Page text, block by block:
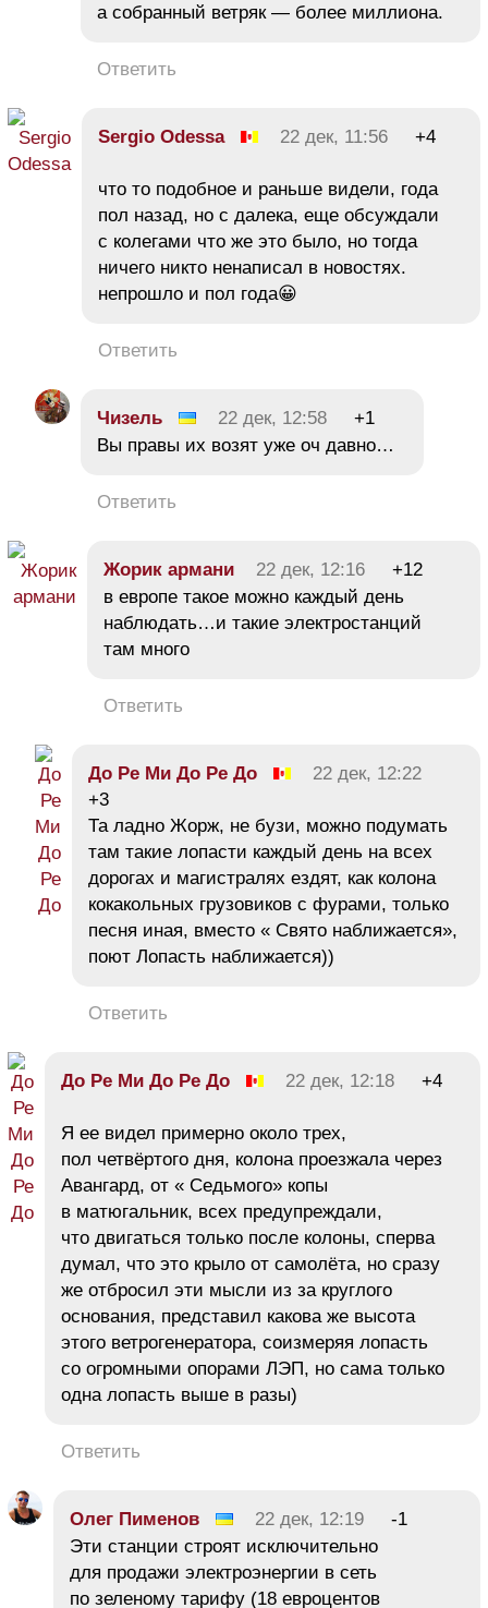
а собранный ветряк — более миллиона.
Ответить
Sergio Odessa 22 дек, 11:56 +4
что то подобное и раньше видели, года
пол назад, но с далека, еще обсуждали
с колегами что же это было, но тогда
ничего никто ненаписал в новостях.
непрошло и пол года😀
Ответить
Чизель 22 дек, 12:58
+1
Вы правы их возят уже оч давно…
Ответить
Жорик армани 22 дек, 12:16
+12
в европе такое можно каждый день
наблюдать…и такие электростанций
там много
Ответить
До Ре Ми До Ре До
22 дек, 12:22
+3
Та ладно Жорж, не бузи, можно подумать
там такие лопасти каждый день на всех
дорогах и магистралях ездят, как колона
кокакольных грузовиков с фурами, только
песня иная, вместо « Свято наближается»,
поют Лопасть наближается))
Ответить
До Ре Ми До Ре До 22 дек, 12:18 +4
Я ее видел примерно около трех,
пол четвёртого дня, колона проезжала через
Авангард, от « Седьмого» копы
в матюгальник, всех предупреждали,
что двигаться только после колоны, сперва
думал, что это крыло от самолёта, но сразу
же отбросил эти мысли из за круглого
основания, представил какова же высота
этого ветрогенератора, соизмеряя лопасть
со огромными опорами ЛЭП, но сама только
одна лопасть выше в разы)
Ответить
Олег Пименов 22 дек, 12:19
-1
Эти станции строят исключительно
для продажи электроэнергии в сеть
по зеленому тарифу (18 евроцентов